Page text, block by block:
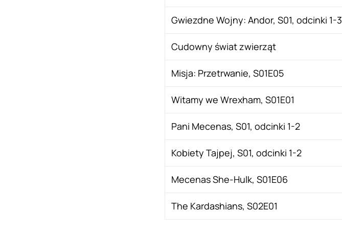
Gwiezdne Wojny: Andor, S01, odcinki 1-3
Cudowny świat zwierząt
Misja: Przetrwanie, S01E05
Witamy we Wrexham, S01E01
Pani Mecenas, S01, odcinki 1-2
Kobiety Tajpej, S01, odcinki 1-2
Mecenas She-Hulk, S01E06
The Kardashians, S02E01